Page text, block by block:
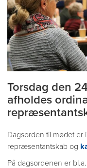
Torsdag den
afholdes
Dagsorden til mødet er
repræsentantskab og
På dagsordenen er